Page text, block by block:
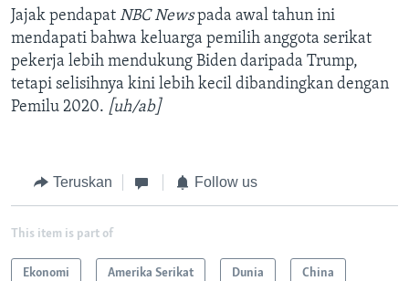
Jajak pendapat NBC Newspada awal tahun ini
mendapati bahwa keluarga pemilih anggota serikat
pekerja lebih mendukung Biden daripada Trump,
tetapi selisihnya kini lebih kecil dibandingkan dengan
Pemilu 2020. [uh/ab]
Teruskan Follow us
This item is part of
Ekonomi Amerika Serikat Dunia China